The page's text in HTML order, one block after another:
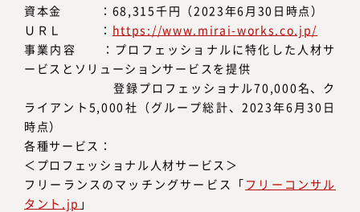
資本金 ：68,315千円（2023年6月30日時点）
ＵＲＬ ： https://www.mirai-works.co.jp/
事業内容 ：プロフェッショナルに特化した人材サ
ービスとソリューションサービスを提供
登録プロフェッショナル70,000名、ク
ライアント5,000社（グループ総計、2023年6月30日
時点）
各種サービス：
＜プロフェッショナル人材サービス＞
フリーランスのマッチングサービス「 フリーコンサル
タント.jp 」